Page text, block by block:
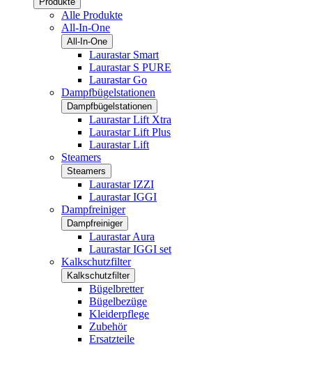
Alle Produkte
All-In-One
All-In-One
Laurastar Smart
Laurastar S PURE
Laurastar Go
Dampfbügelstationen
Dampfbügelstationen
Laurastar Lift Xtra
Laurastar Lift Plus
Laurastar Lift
Steamers
Steamers
Laurastar IZZI
Laurastar IGGI
Dampfreiniger
Dampfreiniger
Laurastar Aura
Laurastar IGGI set
Kalkschutzfilter
Kalkschutzfilter
Bügelbretter
Bügelbezüge
Kleiderpflege
Zubehör
Ersatzteile